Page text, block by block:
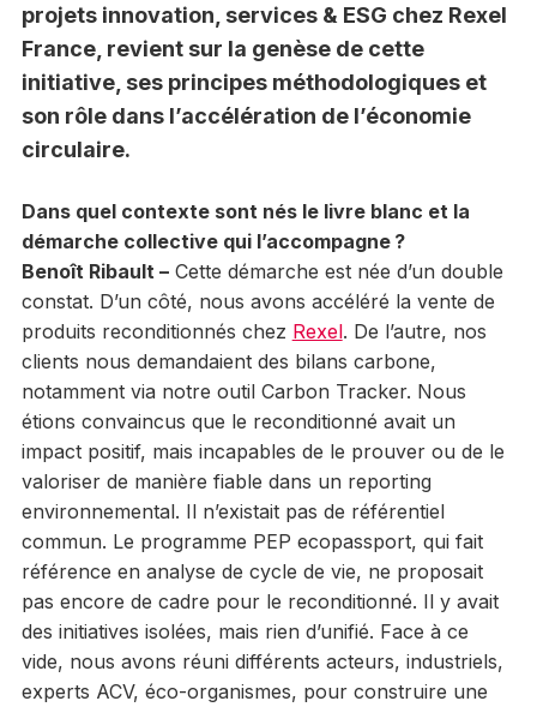
projets innovation, services & ESG chez Rexel
France, revient sur la genèse de cette
initiative, ses principes méthodologiques et
son rôle dans l’accélération de l’économie
circulaire.
Dans quel contexte sont nés le livre blanc et la
démarche collective qui l’accompagne ?
Benoît Ribault –Cette démarche est née d’un double
constat. D’un côté, nous avons accéléré la vente de
produits reconditionnés chez Rexel. De l’autre, nos
clients nous demandaient des bilans carbone,
notamment via notre outil Carbon Tracker. Nous
étions convaincus que le reconditionné avait un
impact positif, mais incapables de le prouver ou de le
valoriser de manière fiable dans un reporting
environnemental. Il n’existait pas de référentiel
commun. Le programme PEP ecopassport, qui fait
référence en analyse de cycle de vie, ne proposait
pas encore de cadre pour le reconditionné. Il y avait
des initiatives isolées, mais rien d’unifié. Face à ce
vide, nous avons réuni différents acteurs, industriels,
experts ACV, éco-organismes, pour construire une